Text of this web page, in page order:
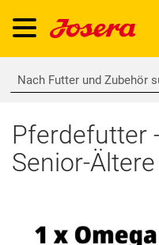
Pferdefutter
Senior-